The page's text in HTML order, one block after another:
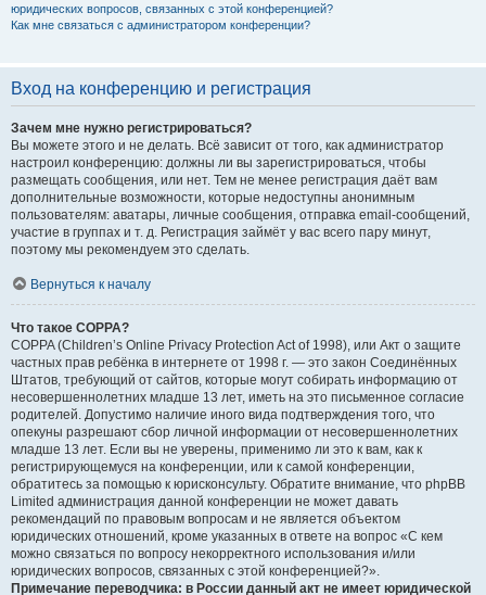
юридических вопросов, связанных с этой конференцией?
Как мне связаться с администратором конференции?
Вход на конференцию и регистрация
Зачем мне нужно регистрироваться?
Вы можете этого и не делать. Всё зависит от того, как администратор
настроил конференцию: должны ли вы зарегистрироваться, чтобы
размещать сообщения, или нет. Тем не менее регистрация даёт вам
дополнительные возможности, которые недоступны анонимным
пользователям: аватары, личные сообщения, отправка email-сообщений,
участие в группах и т. д. Регистрация займёт у вас всего пару минут,
поэтому мы рекомендуем это сделать.
Вернуться к началу
Что такое COPPA?
COPPA (Children’s Online Privacy Protection Act of 1998), или Акт о защите
частных прав ребёнка в интернете от 1998 г. — это закон Соединённых
Штатов, требующий от сайтов, которые могут собирать информацию от
несовершеннолетних младше 13 лет, иметь на это письменное согласие
родителей. Допустимо наличие иного вида подтверждения того, что
опекуны разрешают сбор личной информации от несовершеннолетних
младше 13 лет. Если вы не уверены, применимо ли это к вам, как к
регистрирующемуся на конференции, или к самой конференции,
обратитесь за помощью к юрисконсульту. Обратите внимание, что phpBB
Limited администрация данной конференции не может давать
рекомендаций по правовым вопросам и не является объектом
юридических отношений, кроме указанных в ответе на вопрос «С кем
можно связаться по вопросу некорректного использования и/или
юридических вопросов, связанных с этой конференцией?».
Примечание переводчика: в России данный акт не имеет юридической